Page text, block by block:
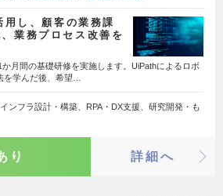
し、顧客の業務課
業務プロセス改善を
か月間の基礎研修を実施します。UiPathによるロボ
を学んだ後、希望…
ンフラ設計・構築、RPA・DX支援、研究開発・も
り 詳細へ